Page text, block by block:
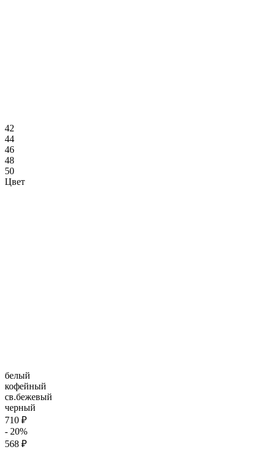
42
44
46
48
50
Цвет
белый
кофейный
св.бежевый
черный
710 ₽
- 20%
568 ₽